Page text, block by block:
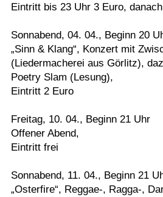
Eintritt bis 23 Uhr 3 Euro,
Sonnabend, 04. 04., Beginn 20
„Sinn & Klang“, Konzert mit
(Liedermacherei aus Görlitz),
Poetry Slam (Lesung),
Eintritt 2 Euro
Freitag, 10. 04., Beginn 21 Uhr
Offener Abend,
Eintritt frei
Sonnabend, 11. 04., Beginn 21
„Osterfire“, Reggae-, Ragga-,